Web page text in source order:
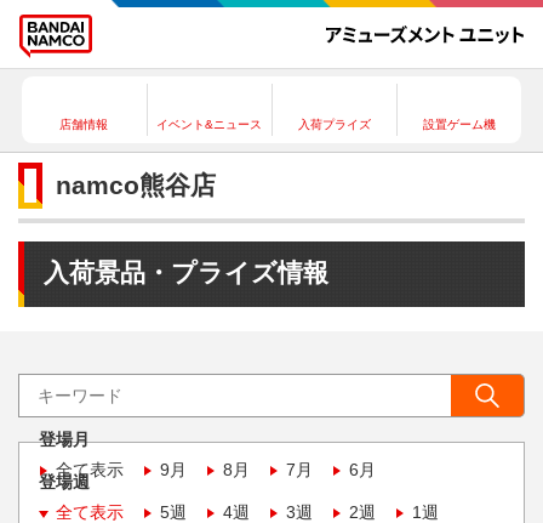
店舗情報 イベント&ニュース 入荷プライズ 設置ゲーム機
namco熊谷店
入荷景品・プライズ情報
登場月
全て表示
9月 8月 7月 6月
登場週
全て表示
5週 4週 3週 2週 1週